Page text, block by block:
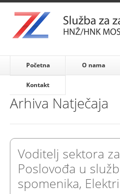
Početna O nama
Kontakt
Arhiva Natječaja
Voditelj sektora
Poslovođa u
spomenika,